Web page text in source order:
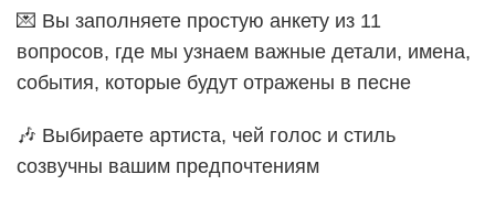
💌 Вы заполняете простую анкету из 11
вопросов, где мы узнаем важные детали, имена,
события, которые будут отражены в песне
🎶 Выбираете артиста, чей голос и стиль
созвучны вашим предпочтениям